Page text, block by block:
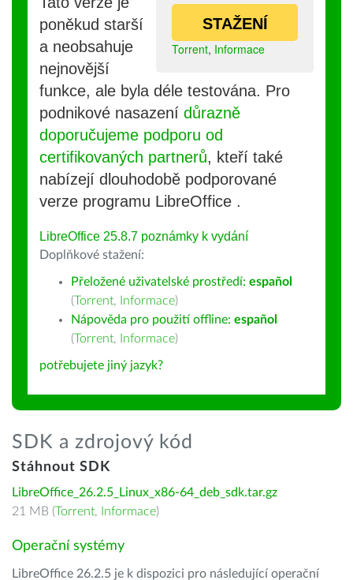
STAŽENÍ
Torrent, Informace
poněkud starší
a neobsahuje
nejnovější
funkce, ale byla déle testována. Pro
podnikové nasazení důrazně
doporučujeme podporu od
certifikovaných partnerů, kteří také
nabízejí dlouhodobě podporované
verze programu LibreOffice .
LibreOffice 25.8.7 poznámky k vydání
Doplňkové stažení:
Přeložené uživatelské prostředí: español
(Torrent, Informace)
Nápověda pro použití offline: español
(Torrent, Informace)
potřebujete jiný jazyk?
SDK a zdrojový kód
Stáhnout SDK
LibreOffice_26.2.5_Linux_x86-64_deb_sdk.tar.gz
21 MB (Torrent, Informace)
Operační systémy
LibreOffice 26.2.5 je k dispozici pro následující operační